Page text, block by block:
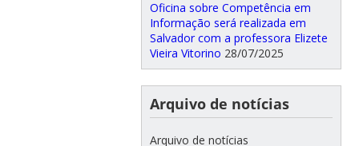
Oficina sobre Competência em
Informação será realizada em
Salvador com a professora Elizete
Vieira Vitorino 28/07/2025
Arquivo de notícias
Arquivo de notícias